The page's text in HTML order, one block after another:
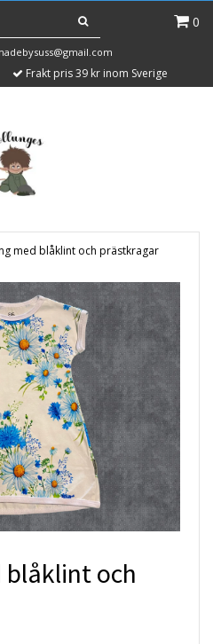
0
Frakt pris 39 kr inom Sverige
med blåklint och prästkragar
blåklint och